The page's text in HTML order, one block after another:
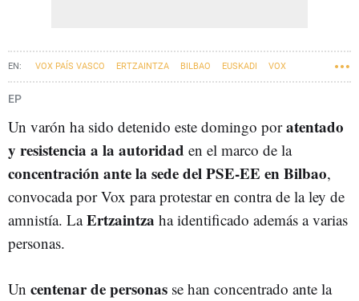
VOX PAÍS VASCO ERTZAINTZA BILBAO EUSKADI VOX
AMNISTÍA
EP
Un varón ha sido detenido este domingo poratentado
y resistencia a la autoridad en el marco de la
concentración ante la sede del PSE-EE en Bilbao,
convocada por Vox para protestar en contra de la ley de
amnistía. LaErtzaintza ha identificado además a varias
personas.
Un centenar de personas se han concentrado ante la